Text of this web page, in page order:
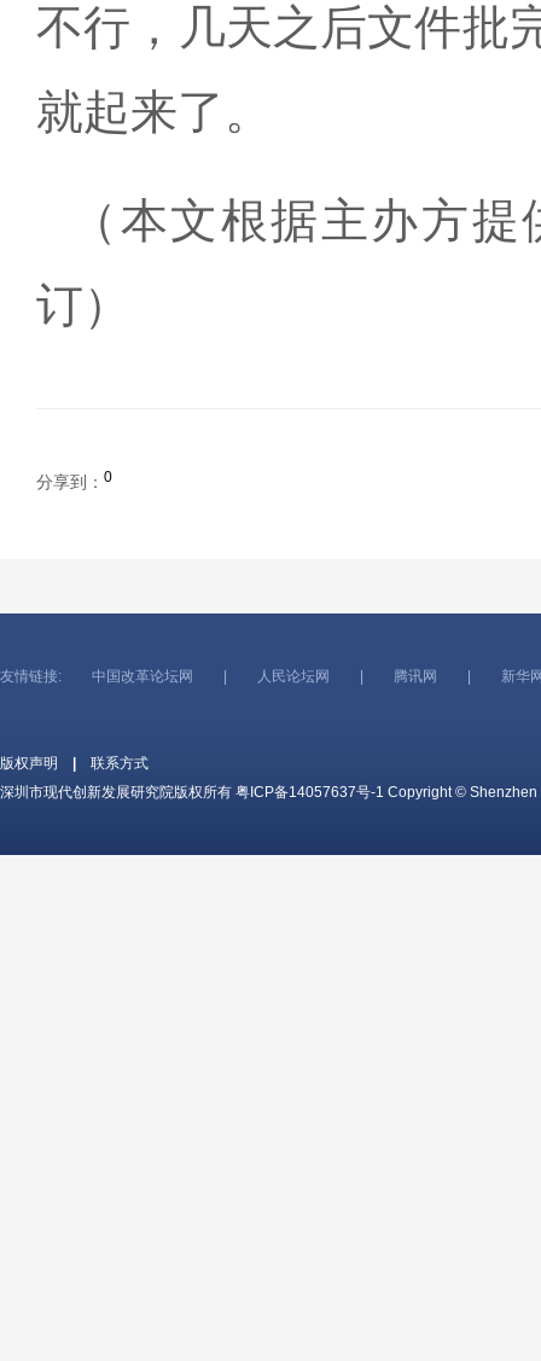
不行，几天之后文件批
就起来了。
（本文根据主办方
订）
分享到： 0
友情链接: 中国改革论坛网 人民论坛网 腾讯网 新华
版权声明
联系方式
深圳市现代创新发展研究院版权所有 粤ICP备14057637号-1 Copyright © Shenzhen